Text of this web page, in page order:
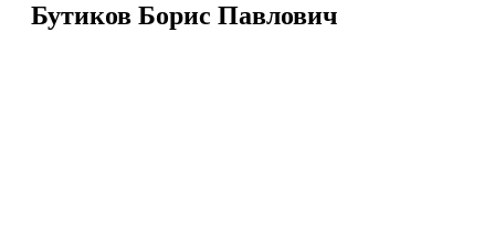
Бутиков Борис Павлович